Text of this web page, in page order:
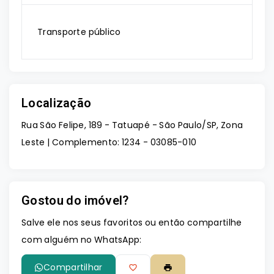
Transporte público
Localização
Rua São Felipe, 189 - Tatuapé - São Paulo/SP, Zona
Leste | Complemento: 1234 - 03085-010
Gostou do imóvel?
Salve ele nos seus favoritos ou então compartilhe
com alguém no WhatsApp:
Compartilhar